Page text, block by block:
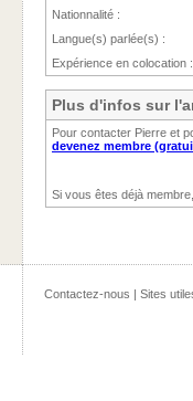
Nationnalité :
Langue(s) parlée(s) :
Expérience en colocation :
Plus d'infos sur
Pour contacter Pierre et
devenez membre
Si vous êtes déjà
Contactez-nous | Sites